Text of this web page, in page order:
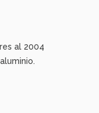
al 2004